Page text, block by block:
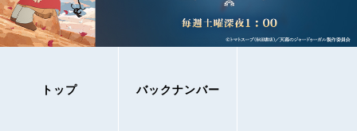
トップ バックナンバー